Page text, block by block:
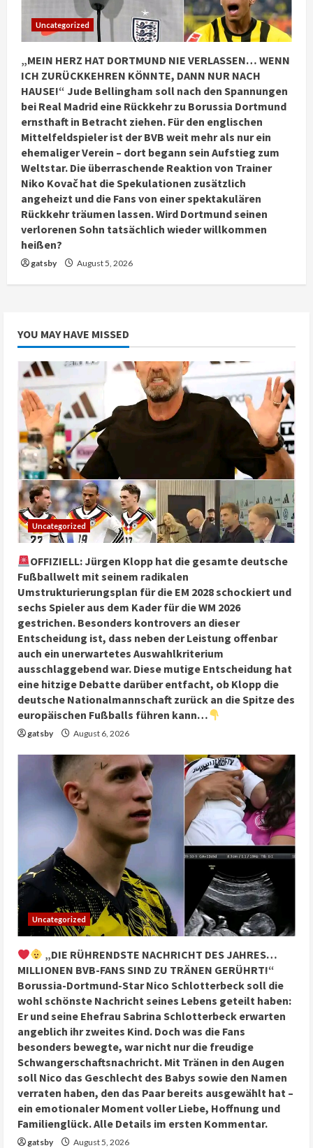
Uncategorized
„MEIN HERZ HAT DORTMUND NIE VERLASSEN… WENN
ICH ZURÜCKKEHREN KÖNNTE, DANN NUR NACH
HAUSE!“ Jude Bellingham soll nach den Spannungen
bei Real Madrid eine Rückkehr zu Borussia Dortmund
ernsthaft in Betracht ziehen. Für den englischen
Mittelfeldspieler ist der BVB weit mehr als nur ein
ehemaliger Verein – dort begann sein Aufstieg zum
Weltstar. Die überraschende Reaktion von Trainer
Niko Kovač hat die Spekulationen zusätzlich
angeheizt und die Fans von einer spektakulären
Rückkehr träumen lassen. Wird Dortmund seinen
verlorenen Sohn tatsächlich wieder willkommen
heißen?
gatsby August 5, 2026
YOU MAY HAVE MISSED
Uncategorized
OFFIZIELL: Jürgen Klopp hat die gesamte deutsche
Fußballwelt mit seinem radikalen
Umstrukturierungsplan für die EM 2028 schockiert und
sechs Spieler aus dem Kader für die WM 2026
gestrichen. Besonders kontrovers an dieser
Entscheidung ist, dass neben der Leistung offenbar
auch ein unerwartetes Auswahlkriterium
ausschlaggebend war. Diese mutige Entscheidung hat
eine hitzige Debatte darüber entfacht, ob Klopp die
deutsche Nationalmannschaft zurück an die Spitze des
europäischen Fußballs führen kann…
gatsby August 6, 2026
Uncategorized
„DIE RÜHRENDSTE NACHRICHT DES JAHRES…
MILLIONEN BVB-FANS SIND ZU TRÄNEN GERÜHRT!“
Borussia-Dortmund-Star Nico Schlotterbeck soll die
wohl schönste Nachricht seines Lebens geteilt haben:
Er und seine Ehefrau Sabrina Schlotterbeck erwarten
angeblich ihr zweites Kind. Doch was die Fans
besonders bewegte, war nicht nur die freudige
Schwangerschaftsnachricht. Mit Tränen in den Augen
soll Nico das Geschlecht des Babys sowie den Namen
verraten haben, den das Paar bereits ausgewählt hat –
ein emotionaler Moment voller Liebe, Hoffnung und
Familienglück. Alle Details im ersten Kommentar.
gatsby August 5, 2026